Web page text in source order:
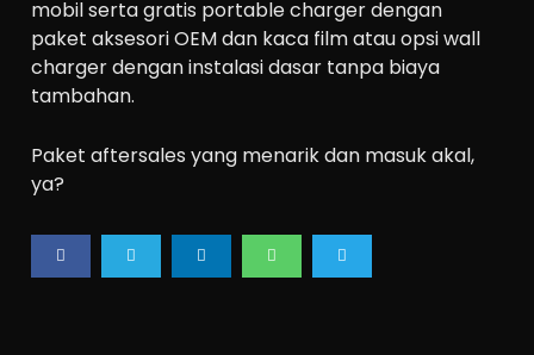
mobil serta gratis portable charger dengan
paket aksesori OEM dan kaca film atau opsi wall
charger dengan instalasi dasar tanpa biaya
tambahan.
Paket aftersales yang menarik dan masuk akal,
ya?